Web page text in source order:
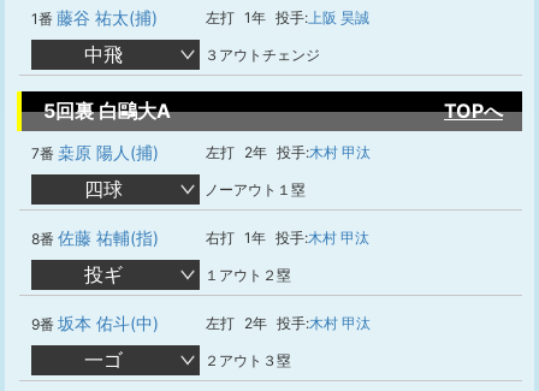
1番 藤谷 祐太(捕) 左打 1年 投手:上阪 昊誠
中飛 ３アウトチェンジ
5回裏 白鷗大A TOPへ
7番 桒原 陽人(捕) 左打 2年 投手:木村 甲汰
四球 ノーアウト１塁
8番 佐藤 祐輔(指) 右打 1年 投手:木村 甲汰
投ギ １アウト２塁
9番 坂本 佑斗(中) 左打 2年 投手:木村 甲汰
一ゴ ２アウト３塁